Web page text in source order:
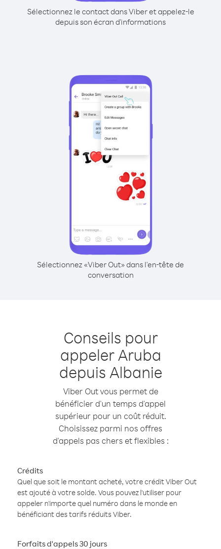
Sélectionnez le contact dans Viber et appelez-le
depuis son écran d'informations
Sélectionnez «Viber Out» dans l'en-tête de
conversation
Conseils pour
appeler Aruba
depuis Albanie
Viber Out vous permet de
bénéficier d'un temps d'appel
supérieur pour un coût réduit.
Choisissez parmi nos offres
d'appels pas chers et flexibles :
Crédits
Quel que soit le montant acheté, votre crédit Viber Out
est ajouté à votre solde. Vous pouvez l'utiliser pour
appeler n'importe quel numéro dans le monde en
bénéficiant des tarifs réduits Viber.
Forfaits d'appels 30 jours